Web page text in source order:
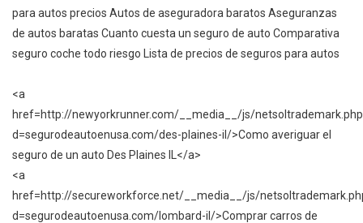
para autos precios Autos de aseguradora baratos Aseguranzas
de autos baratas Cuanto cuesta un seguro de auto Comparativa
seguro coche todo riesgo Lista de precios de seguros para autos
<a
href=http://newyorkrunner.com/__media__/js/
d=segurodeautoenusa.com/des-plaines-il/>Como averiguar el
seguro de un auto Des Plaines IL</a>
<a
href=http://secureworkforce.net/__media__/js/
d=segurodeautoenusa.com/lombard-il/>Comprar carros de